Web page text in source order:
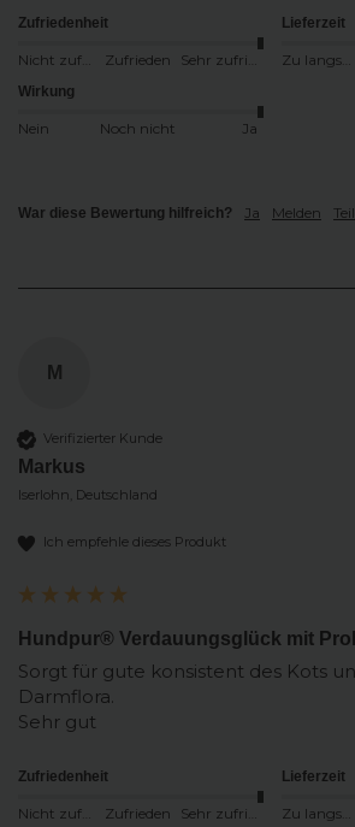
Zufriedenheit
Zufrieden
Lieferzeit
Wirkung
Nein Noch nicht Ja
War diese Bewertung hilfreich? Ja Melden
M
Verifizierter Kunde
Markus
Iserlohn, Deutschland
Ich empfehle dieses Produkt
Hundpur® Verdauungsglück mit
Sorgt für gute konsistent des Kots
Darmflora.
Sehr gut
Zufriedenheit
Nicht zufrieden Zufrieden Sehr zufrieden
Lieferzeit
Zu langsam